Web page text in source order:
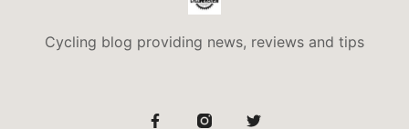
Cycling blog providing news, reviews and tips